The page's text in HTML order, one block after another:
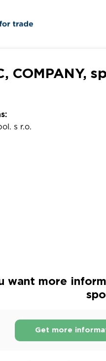
COMPANY,
s r.o.
want more
Get more